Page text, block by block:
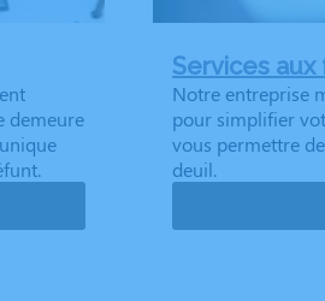
demeure
Services aux
Notre entreprise
pour simplifier
vous permettre
deuil.